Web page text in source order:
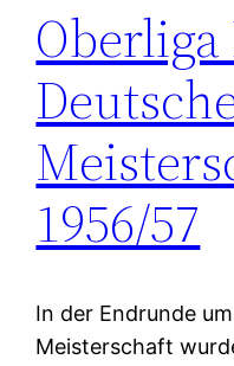
1956/57
In der Endrunde
Meisterschaft